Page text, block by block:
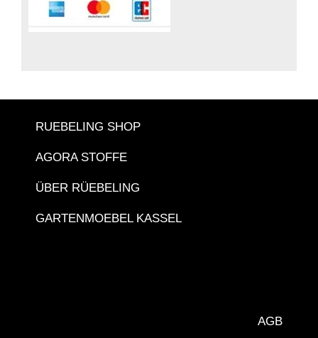
RUEBELING SHOP
AGORA STOFFE
ÜBER RÜEBELING
GARTENMOEBEL KASSEL
AGB